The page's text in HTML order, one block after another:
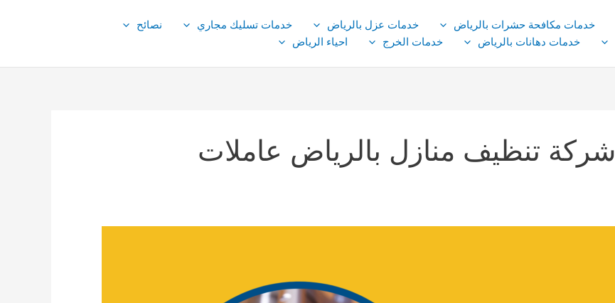
خدمات مكافحة حشرات بالرياض خدمات عزل بالرياض خدمات تسليك مجاري
نصائح
خدمات دهانات بالرياض خدمات الخرج احياء الرياض
شركة تنظيف منازل بالرياض عاملات